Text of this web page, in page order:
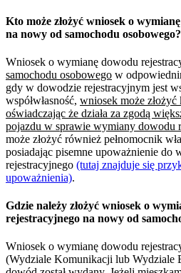
Kto może złożyć wniosek o
na nowy od samochodu osobowego?
Wniosek o wymianę dowodu
samochodu osobowego w
gdy w dowodzie rejestracyjnym jest
współwłasność, wniosek może złożyć
oświadczając że działa za zgodą
pojazdu w sprawie wymiany dowodu
może złożyć również pełnomocnik
posiadając pisemne upoważnienie do
rejestracyjnego (tutaj znajduje się
upoważnienia).
Gdzie należy złożyć wniosek o
rejestracyjnego na nowy od
Wniosek o wymianę dowodu
(Wydziale Komunikacji lub Wydziale